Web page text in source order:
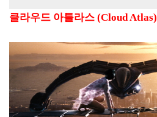
클라우드 아틀라스 (Cloud Atlas)